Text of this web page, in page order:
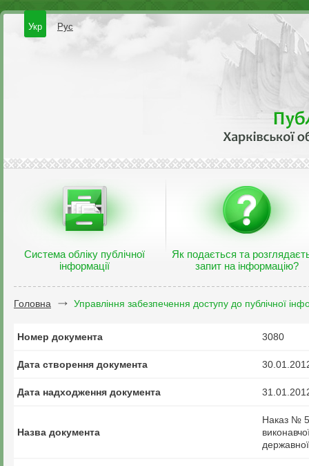
Укр Рус
Система обліку публічної
інформації
Як подається та
запит на інформацію?
Головна Управління забезпечення доступу до публічної
Номер документа 3080
Дата створення документа
Дата надходження документа
Назва документа
Наказ №